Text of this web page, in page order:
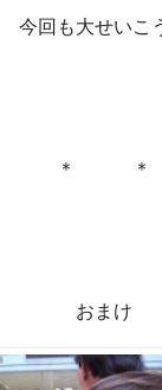
今回も大せいこ
＊
おまけ